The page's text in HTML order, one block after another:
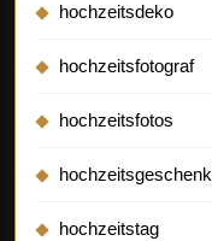
hochzeitsdeko
hochzeitsfotograf
hochzeitsfotos
hochzeitsgeschenk
hochzeitstag